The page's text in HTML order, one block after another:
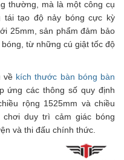
thường, mà là một công cụ
tái tạo độ nảy bóng cực kỳ
25mm, sản phẩm đảm bảo
từ những cú giật tốc độ
về kích thước bàn bóng bàn
ứng các thông số quy định
rộng 1525mm và chiều
duy trì cảm giác bóng
và thi đấu chính thức.